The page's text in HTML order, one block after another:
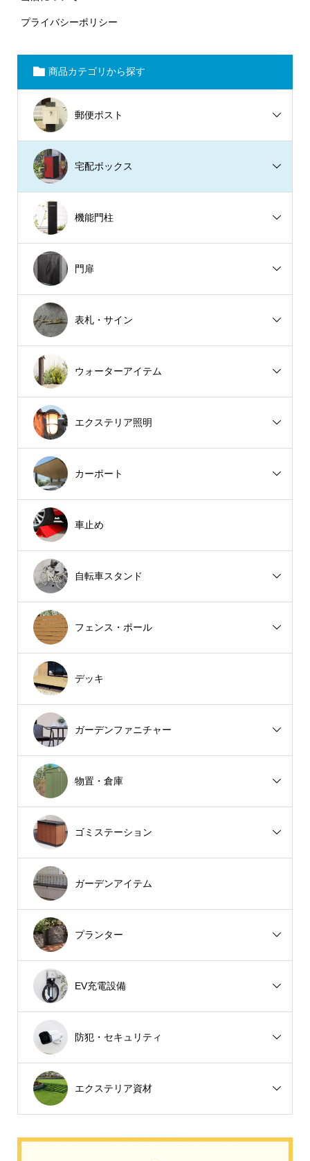
プライバシーポリシー
商品カテゴリから探す
郵便ポスト
宅配ボックス
機能門柱
門扉
表札・サイン
ウォーターアイテム
エクステリア照明
カーポート
車止め
自転車スタンド
フェンス・ポール
デッキ
ガーデンファニチャー
物置・倉庫
ゴミステーション
ガーデンアイテム
プランター
EV充電設備
防犯・セキュリティ
エクステリア資材